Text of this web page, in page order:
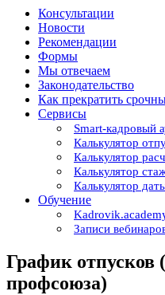
Консультации
Новости
Рекомендации
Формы
Мы отвечаем
Законодательство
Как прекратить
Сервисы
Smart-кадровый
Калькулятор
Калькулятор
Калькулятор
Калькулятор
Обучение
Записи
График отпусков
профсоюза)